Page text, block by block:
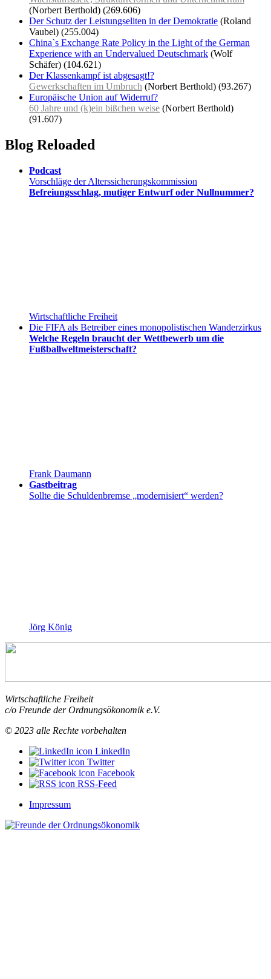
(Norbert Berthold) (269.606)
Der Schutz der Leistungseliten in der Demokratie (Roland
Vaubel) (255.004)
China`s Exchange Rate Policy in the Light of the German
Experience with an Undervalued Deutschmark (Wolf
Schäfer) (104.621)
Der Klassenkampf ist abgesagt!?
Gewerkschaften im Umbruch (Norbert Berthold) (93.267)
Europäische Union auf Widerruf?
60 Jahre und (k)ein bißchen weise (Norbert Berthold)
(91.607)
Blog Reloaded
Podcast
Vorschläge der Alterssicherungskommission
Befreiungsschlag, mutiger Entwurf oder Nullnummer?
Wirtschaftliche Freiheit
Die FIFA als Betreiber eines monopolistischen Wanderzirkus
Welche Regeln braucht der Wettbewerb um die
Fußballweltmeisterschaft?
Frank Daumann
Gastbeitrag
Sollte die Schuldenbremse „modernisiert“ werden?
Jörg König
Wirtschaftliche Freiheit
c/o Freunde der Ordnungsökonomik e.V.
© 2023 alle Rechte vorbehalten
LinkedIn
Twitter
Facebook
RSS-Feed
Impressum